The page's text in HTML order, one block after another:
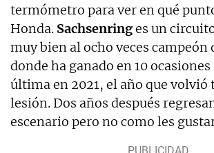
termómetro para ver en qué
Honda. Sachsenringes un
muy bien al ocho veces campeón
donde ha ganado en 10
última en 2021, el año que volvió
lesión. Dos años después
escenario pero no como les